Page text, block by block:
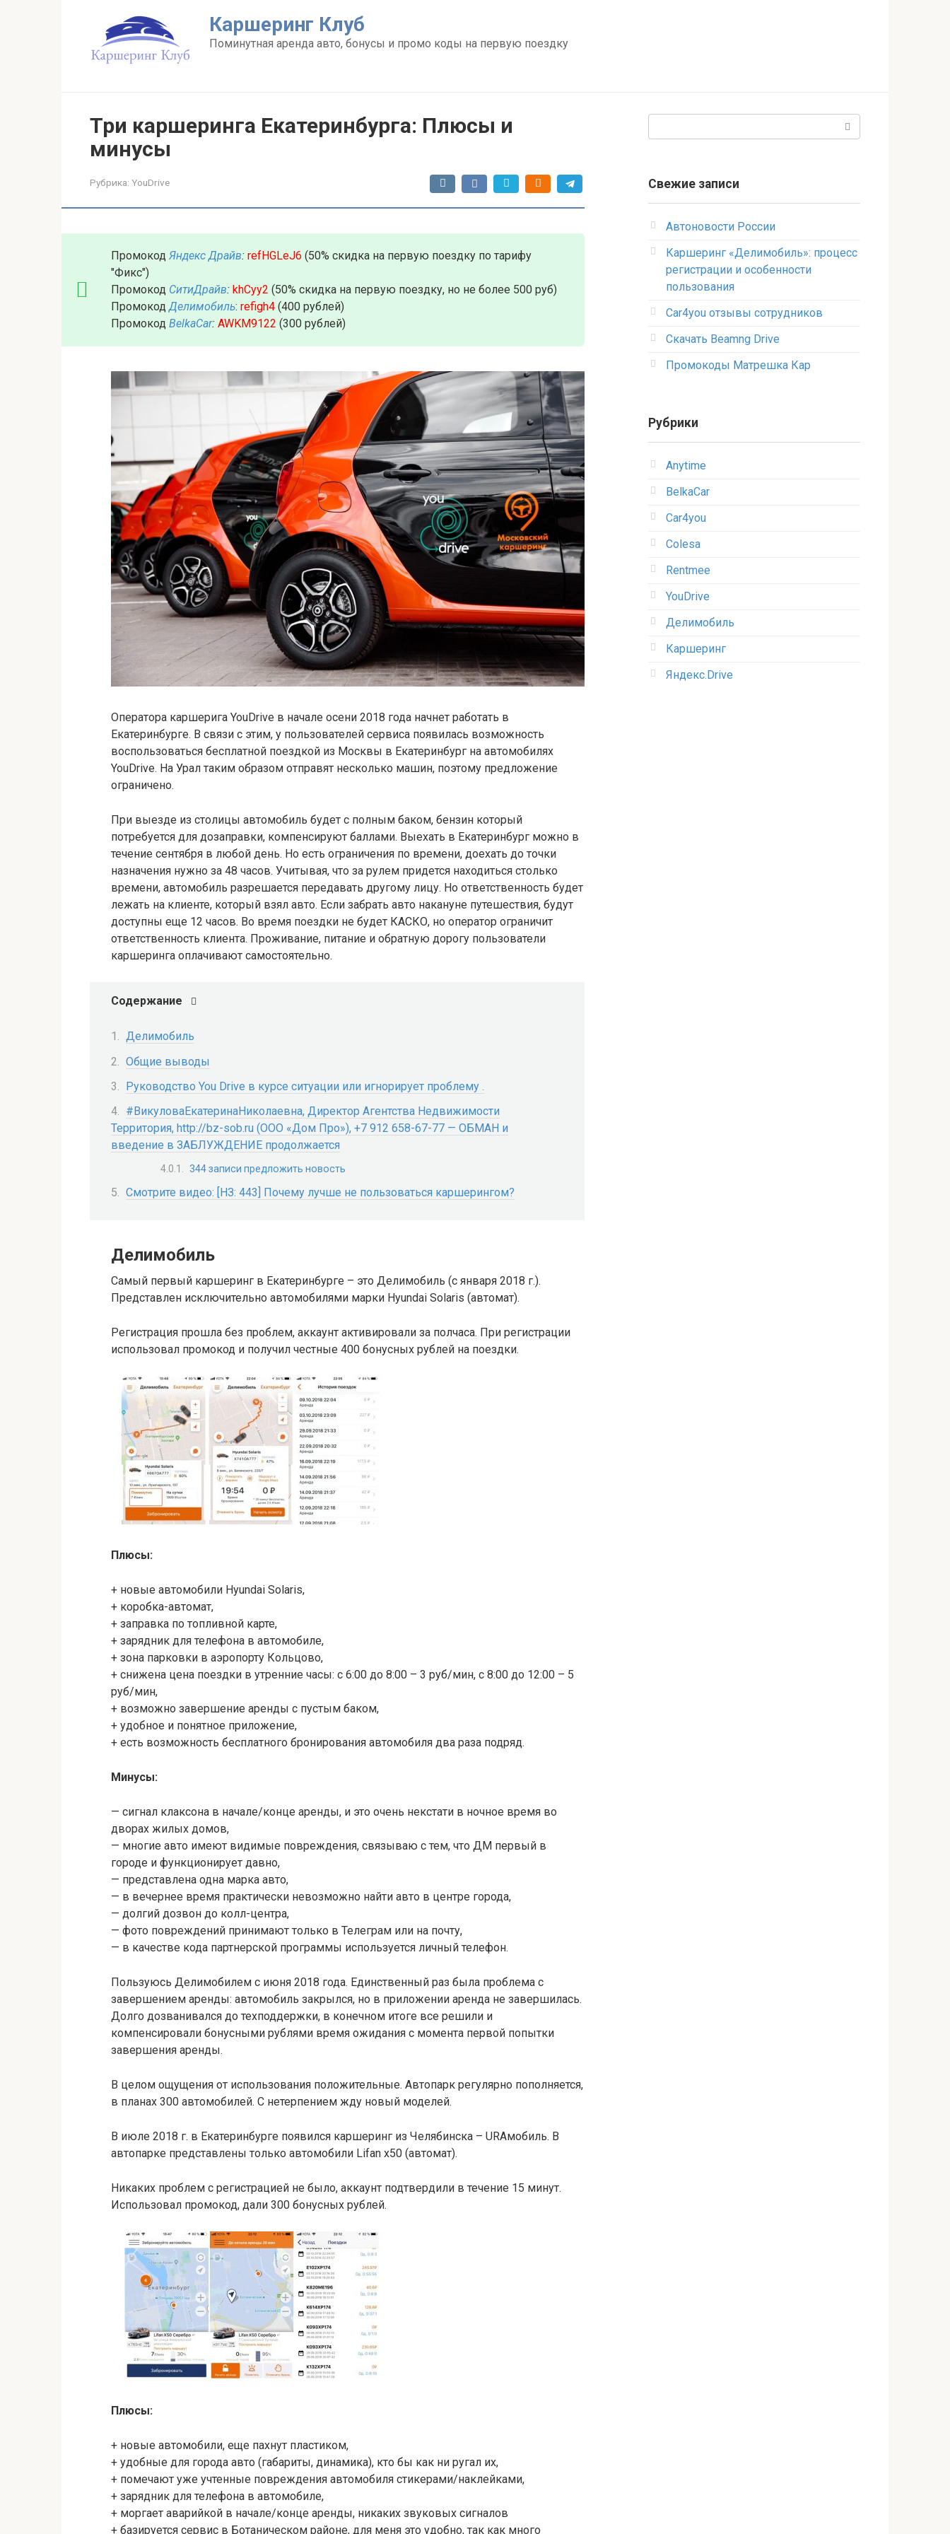
Каршеринг Клуб
Поминутная аренда авто, бонусы и промо коды на первую поездку
Три каршеринга Екатеринбурга: Плюсы и
минусы
Рубрика: YouDrive
Промокод Яндекс Драйв: refHGLeJ6 (50% скидка на первую поездку по тарифу
"Фикс")
Промокод СитиДрайв: khCyy2 (50% скидка на первую поездку, но не более 500 руб)
ПромокодДелимобиль: refigh4 (400 рублей)
Промокод BelkaCar: AWKM9122 (300 рублей)
Оператора каршерига YouDrive в начале осени 2018 года начнет работать в
Екатеринбурге. В связи с этим, у пользователей сервиса появилась возможность
воспользоваться бесплатной поездкой из Москвы в Екатеринбург на автомобилях
YouDrive. На Урал таким образом отправят несколько машин, поэтому предложение
ограничено.
При выезде из столицы автомобиль будет с полным баком, бензин который
потребуется для дозаправки, компенсируют баллами. Выехать в Екатеринбург можно в
течение сентября в любой день. Но есть ограничения по времени, доехать до точки
назначения нужно за 48 часов. Учитывая, что за рулем придется находиться столько
времени, автомобиль разрешается передавать другому лицу. Но ответственность будет
лежать на клиенте, который взял авто. Если забрать авто накануне путешествия, будут
доступны еще 12 часов. Во время поездки не будет КАСКО, но оператор ограничит
ответственность клиента. Проживание, питание и обратную дорогу пользователи
каршеринга оплачивают самостоятельно.
Содержание
Делимобиль
Общие выводы
Руководство You Drive в курсе ситуации или игнорирует проблему .
#ВикуловаЕкатеринаНиколаевна, Директор Агентства Недвижимости
Территория, http://bz-sob.ru (ООО «Дом Про»), +7 912 658-67-77 — ОБМАН и
введение в ЗАБЛУЖДЕНИЕ продолжается
344 записи предложить новость
Смотрите видео: [НЗ: 443] Почему лучше не пользоваться каршерингом?
Делимобиль
Самый первый каршеринг в Екатеринбурге – это Делимобиль (с января 2018 г.).
Представлен исключительно автомобилями марки Hyundai Solaris (автомат).
Регистрация прошла без проблем, аккаунт активировали за полчаса. При регистрации
использовал промокод и получил честные 400 бонусных рублей на поездки.
Плюсы:
+ новые автомобили Hyundai Solaris,
+ коробка-автомат,
+ заправка по топливной карте,
+ зарядник для телефона в автомобиле,
+ зона парковки в аэропорту Кольцово,
+ снижена цена поездки в утренние часы: с 6:00 до 8:00 – 3 руб/мин, с 8:00 до 12:00 – 5
руб/мин,
+ возможно завершение аренды с пустым баком,
+ удобное и понятное приложение,
+ есть возможность бесплатного бронирования автомобиля два раза подряд.
Минусы:
— сигнал клаксона в начале/конце аренды, и это очень некстати в ночное время во
дворах жилых домов,
— многие авто имеют видимые повреждения, связываю с тем, что ДМ первый в
городе и функционирует давно,
— представлена одна марка авто,
— в вечернее время практически невозможно найти авто в центре города,
— долгий дозвон до колл-центра,
— фото повреждений принимают только в Телеграм или на почту,
— в качестве кода партнерской программы используется личный телефон.
Пользуюсь Делимобилем с июня 2018 года. Единственный раз была проблема с
завершением аренды: автомобиль закрылся, но в приложении аренда не завершилась.
Долго дозванивался до техподдержки, в конечном итоге все решили и
компенсировали бонусными рублями время ожидания с момента первой попытки
завершения аренды.
В целом ощущения от использования положительные. Автопарк регулярно пополняется,
в планах 300 автомобилей. С нетерпением жду новый моделей.
В июле 2018 г. в Екатеринбурге появился каршеринг из Челябинска – URAмобиль. В
автопарке представлены только автомобили Lifan x50 (автомат).
Никаких проблем с регистрацией не было, аккаунт подтвердили в течение 15 минут.
Использовал промокод, дали 300 бонусных рублей.
Плюсы:
+ новые автомобили, еще пахнут пластиком,
+ удобные для города авто (габариты, динамика), кто бы как ни ругал их,
+ помечают уже учтенные повреждения автомобиля стикерами/наклейками,
+ зарядник для телефона в автомобиле,
+ моргает аварийкой в начале/конце аренды, никаких звуковых сигналов
+ базируется сервис в Ботаническом районе, для меня это удобно, так как много
Свежие записи
Автоновости России
Каршеринг «Делимобиль»: процесс
регистрации и особенности
пользования
Car4you отзывы сотрудников
Скачать Beamng Drive
Промокоды Матрешка Кар
Рубрики
Anytime
BelkaCar
Car4you
Colesa
Rentmee
YouDrive
Делимобиль
Каршеринг
Яндекс.Drive